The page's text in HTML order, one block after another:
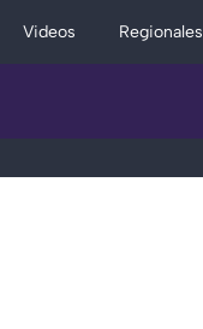
Videos Regionales